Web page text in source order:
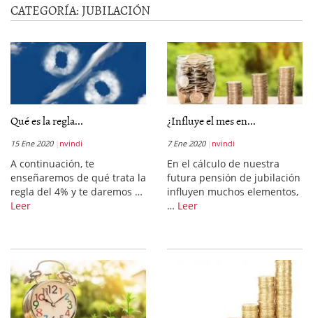
CATEGORÍA: JUBILACIÓN
Qué es la regla...
15 Ene 2020 nvindi
A continuación, te
enseñaremos de qué trata la
regla del 4% y te daremos …
Leer
¿Influye el mes en...
7 Ene 2020 nvindi
En el cálculo de nuestra
futura pensión de jubilación
influyen muchos elementos,
… Leer